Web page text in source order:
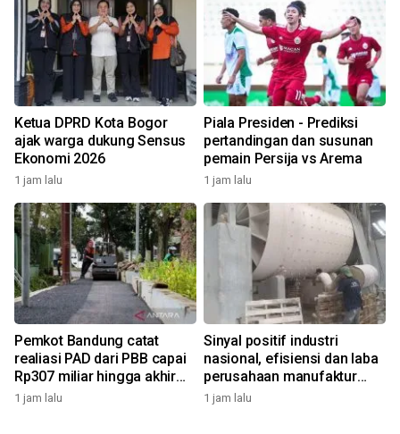
Ketua DPRD Kota Bogor
ajak warga dukung Sensus
Ekonomi 2026
1 jam lalu
Piala Presiden - Prediksi
pertandingan dan susunan
pemain Persija vs Arema
1 jam lalu
Pemkot Bandung catat
realiasi PAD dari PBB capai
Rp307 miliar hingga akhir
Juli 2026
1 jam lalu
Sinyal positif industri
nasional, efisiensi dan laba
perusahaan manufaktur
kian menguat
1 jam lalu